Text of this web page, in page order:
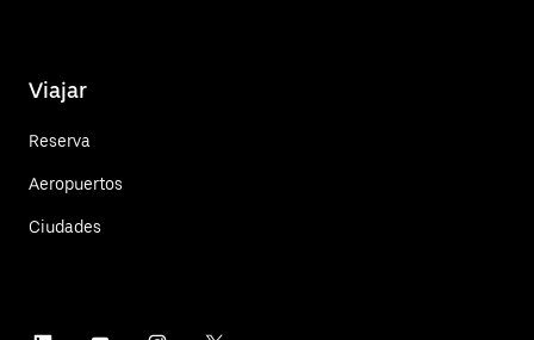
Viajar
Reserva
Aeropuertos
Ciudades